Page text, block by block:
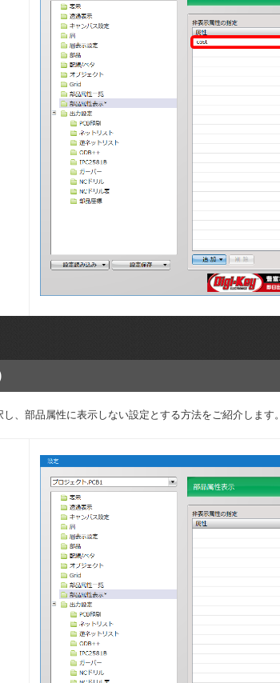
、部品属性に表示しない設定とする方法をご紹介します。